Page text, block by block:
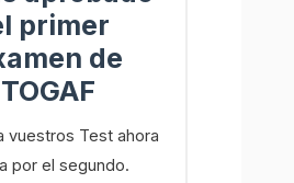
primer
de
TOGAF
vuestros Test ahora
por el segundo.